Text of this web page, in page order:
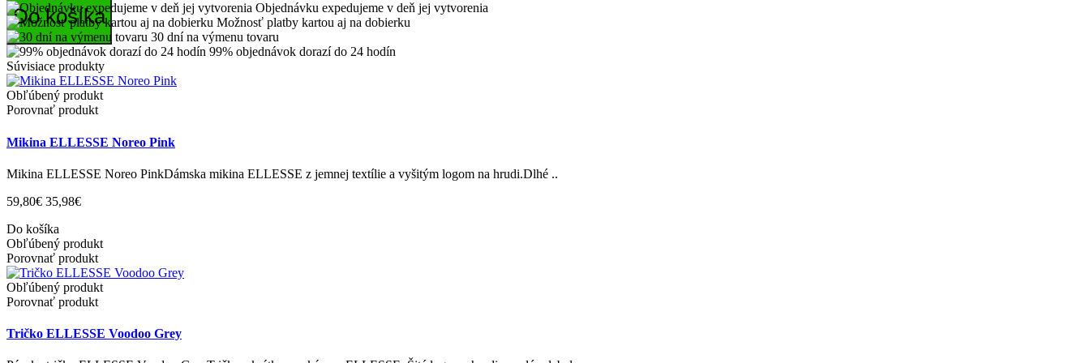
Do košíka
Objednávku expedujeme v deň jej vytvorenia
Možnosť platby kartou aj na dobierku
30 dní na výmenu tovaru
99% objednávok dorazí do 24 hodín
Súvisiace produkty
Obľúbený produkt
Porovnať produkt
Mikina ELLESSE Noreo Pink
Mikina ELLESSE Noreo PinkDámska mikina ELLESSE z jemnej textílie a vyšitým logom na hrudi.Dlhé ..
59,80€ 35,98€
Do košíka
Obľúbený produkt
Porovnať produkt
Obľúbený produkt
Porovnať produkt
Tričko ELLESSE Voodoo Grey